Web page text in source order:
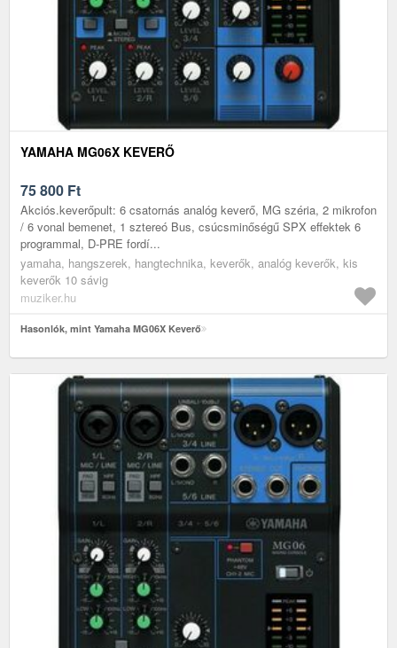
YAMAHA MG06X KEVERŐ
75 800 Ft
Akciós.keverőpult: 6 csatornás analóg keverő, MG széria, 2 mikrofon
/ 6 vonal bemenet, 1 sztereó Bus, csúcsminőségű SPX effektek 6
programmal, D-PRE fordí...
yamaha, hangszerek, hangtechnika, keverők, analóg keverők, kis
keverők 10 sávig
muziker.hu
Hasonlók, mint Yamaha MG06X Keverő